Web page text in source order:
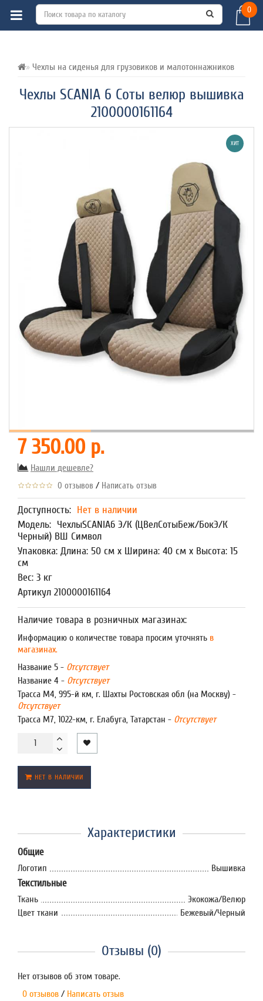
0
Чехлы на сиденья для грузовиков и малотоннажников
Чехлы SCANIA 6 Соты велюр вышивка
2100000161164
ВСЕ О ТОВАРЕ ХАРАКТЕРИСТИКИ
ХИТ
7 350.00 р.
Нашли дешевле?
0 отзывов / Написать отзыв
Доступность: Нет в наличии
Модель: ЧехлыSCANIA6 Э/К (ЦВелСотыБеж/БокЭ/К
Черный) ВШ Символ
Упаковка: Длина: 50 см x Ширина: 40 см x Высота: 15
см
Вес: 3 кг
Артикул 2100000161164
Наличие товара в розничных магазинах:
Информацию о количестве товара просим уточнять в
магазинах.
Название 5 - Отсутствует
Название 4 - Отсутствует
Трасса М4, 995-й км, г. Шахты Ростовская обл (на Москву) -
Отсутствует
Трасса М7, 1022-км, г. Елабуга, Татарстан - Отсутствует
НЕТ В НАЛИЧИИ
Характеристики
Общие
Логотип Вышивка
Текстильные
Ткань
Экокожа/Велюр
Цвет ткани
Бежевый/Черный
Отзывы (0)
Нет отзывов об этом товаре.
0 отзывов / Написать отзыв